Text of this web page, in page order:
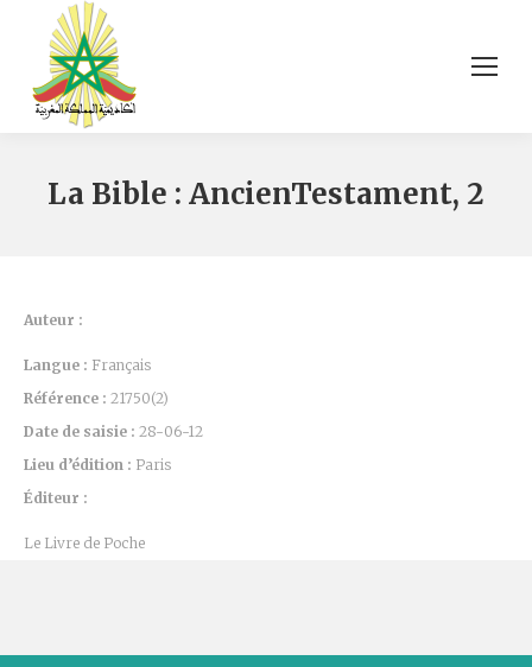
La Bible : AncienTestament, 2
Auteur :
Langue : Français
Référence : 21750(2)
Date de saisie : 28-06-12
Lieu d’édition : Paris
Éditeur :
Le Livre de Poche